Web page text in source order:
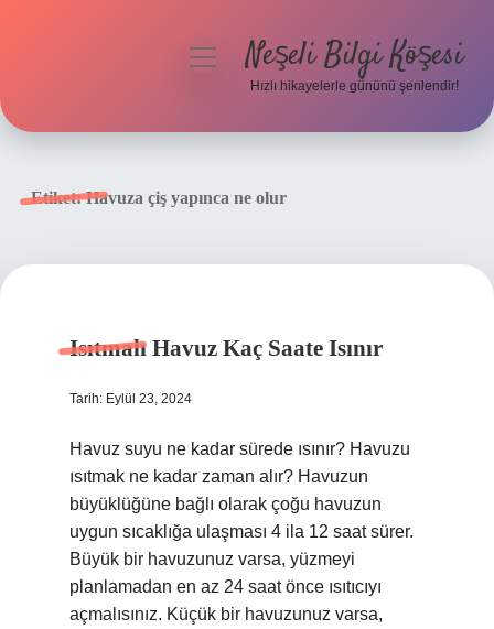
menüyüNeşeli Bilgi Köşesi
Hızlı hikayelerle gününü şenlendir!
Etiket:Havuza çiş yapınca ne olur
Isıtmalı Havuz Kaç Saate Isınır
Tarih: Eylül 23, 2024
Havuz suyu ne kadar sürede ısınır? Havuzu
ısıtmak ne kadar zaman alır? Havuzun
büyüklüğüne bağlı olarak çoğu havuzun
uygun sıcaklığa ulaşması 4 ila 12 saat sürer.
Büyük bir havuzunuz varsa, yüzmeyi
planlamadan en az 24 saat önce ısıtıcıyı
açmalısınız. Küçük bir havuzunuz varsa,